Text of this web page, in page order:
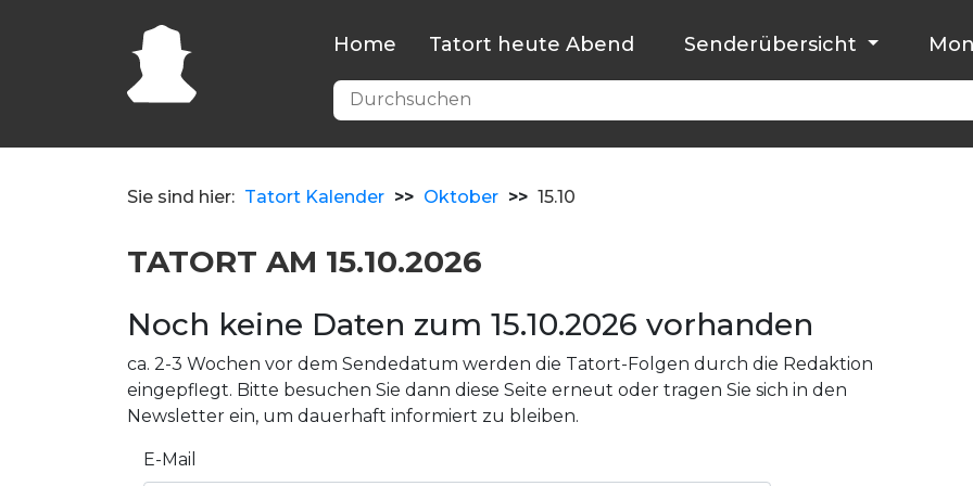
Home Tatort heute Abend Senderübersicht
Sie sind hier: Tatort Kalender >> Oktober >> 15.10
TATORT AM 15.10.2026
Noch keine Daten zum 15.10.2026 vorhanden
ca. 2-3 Wochen vor dem Sendedatum werden die Tatort-Folgen durch die Redaktion
eingepflegt. Bitte besuchen Sie dann diese Seite erneut oder tragen Sie sich in den
Newsletter ein, um dauerhaft informiert zu bleiben.
E-Mail